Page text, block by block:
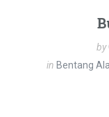
by
in Bentang